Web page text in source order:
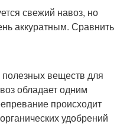
свежий навоз, но
аккуратным. Сравнить
веществ для
обладает одним
происходит
удобрений